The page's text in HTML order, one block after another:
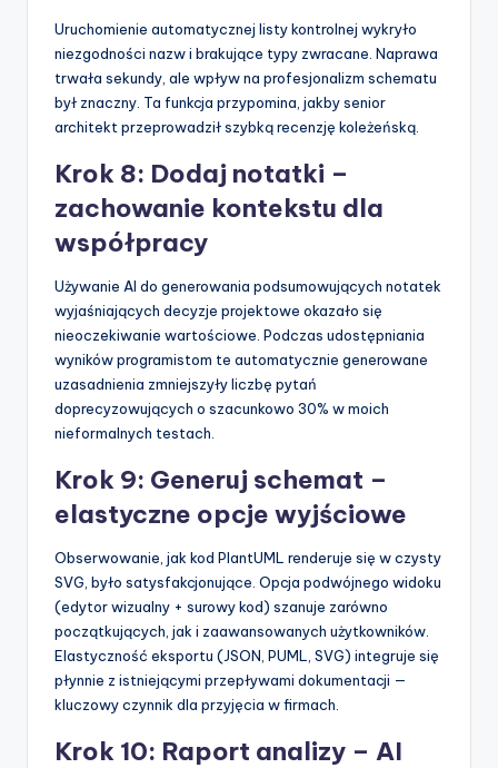
Uruchomienie automatycznej listy kontrolnej wykryło
niezgodności nazw i brakujące typy zwracane. Naprawa
trwała sekundy, ale wpływ na profesjonalizm schematu
był znaczny. Ta funkcja przypomina, jakby senior
architekt przeprowadził szybką recenzję koleżeńską.
Krok 8: Dodaj notatki –
zachowanie kontekstu dla
współpracy
Używanie AI do generowania podsumowujących notatek
wyjaśniających decyzje projektowe okazało się
nieoczekiwanie wartościowe. Podczas udostępniania
wyników programistom te automatycznie generowane
uzasadnienia zmniejszyły liczbę pytań
doprecyzowujących o szacunkowo 30% w moich
nieformalnych testach.
Krok 9: Generuj schemat –
elastyczne opcje wyjściowe
Obserwowanie, jak kod PlantUML renderuje się w czysty
SVG, było satysfakcjonujące. Opcja podwójnego widoku
(edytor wizualny + surowy kod) szanuje zarówno
początkujących, jak i zaawansowanych użytkowników.
Elastyczność eksportu (JSON, PUML, SVG) integruje się
płynnie z istniejącymi przepływami dokumentacji —
kluczowy czynnik dla przyjęcia w firmach.
Krok 10: Raport analizy – AI